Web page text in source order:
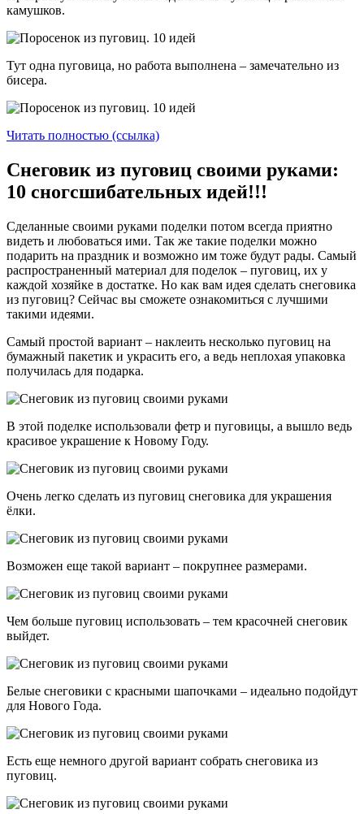
камушков.
Тут одна пуговица, но работа выполнена – замечательно из
бисера.
Читать полностью (ссылка)
Снеговик из пуговиц своими руками:
10 сногсшибательных идей!!!
Сделанные своими руками поделки потом всегда приятно
видеть и любоваться ими. Так же такие поделки можно
подарить на праздник и возможно им тоже будут рады. Самый
распространенный материал для поделок – пуговиц, их у
каждой хозяйке в достатке. Но как вам идея сделать снеговика
из пуговиц? Сейчас вы сможете ознакомиться с лучшими
такими идеями.
Самый простой вариант – наклеить несколько пуговиц на
бумажный пакетик и украсить его, а ведь неплохая упаковка
получилась для подарка.
В этой поделке использовали фетр и пуговицы, а вышло ведь
красивое украшение к Новому Году.
Очень легко сделать из пуговиц снеговика для украшения
ёлки.
Возможен еще такой вариант – покрупнее размерами.
Чем больше пуговиц использовать – тем красочней снеговик
выйдет.
Белые снеговики с красными шапочками – идеально подойдут
для Нового Года.
Есть еще немного другой вариант собрать снеговика из
пуговиц.